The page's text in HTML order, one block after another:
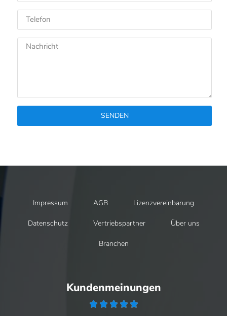
SENDEN
Impressum AGB Lizenzvereinbarung
Datenschutz Vertriebspartner Über uns
Branchen
Kundenmeinungen
    